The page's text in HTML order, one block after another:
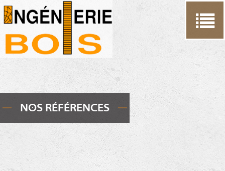
NOS RÉFÉRENCES
Cookies management panel